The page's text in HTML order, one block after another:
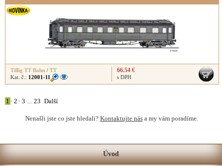
Tillig TT Bahn / TT
Kat. č.: 12001-11
66.54 €
s DPH
1 • 2 • 3 ... 23 Další
Nenašli jste co jste hledali? Kontaktujte nása my vám poradíme.
Úvod